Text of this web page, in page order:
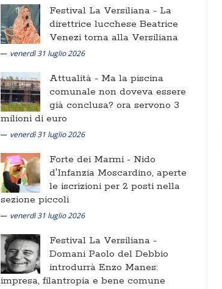
Festival La Versiliana - La
direttrice lucchese Beatrice
Venezi torna alla Versiliana
venerdì 31 luglio 2026
Attualità - Ma la piscina
comunale non doveva essere
già conclusa? ora servono 3
milioni di euro
venerdì 31 luglio 2026
Forte dei Marmi - Nido
d'Infanzia Moscardino, aperte
le iscrizioni per 2 posti nella
sezione piccoli
venerdì 31 luglio 2026
Festival La Versiliana -
Domani Paolo del Debbio
introdurrà Enzo Manes:
impresa, filantropia e bene comune